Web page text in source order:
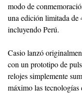
modo de
una edición limitada de
incluyendo Perú.
Casio lanzó
con un prototipo de
relojes simplemente
máximo las